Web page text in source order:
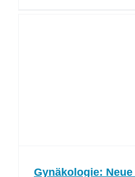
Gynäkologie: